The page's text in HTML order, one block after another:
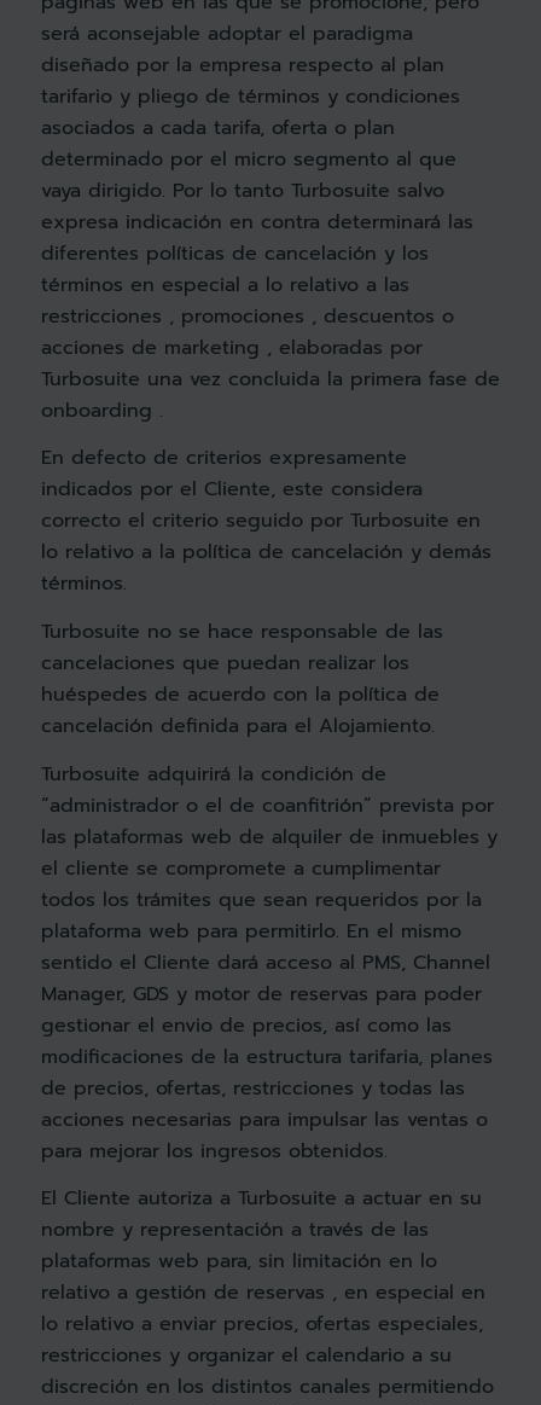
será aconsejable adoptar el paradigma
diseñado por la empresa respecto al plan
tarifario y pliego de términos y condiciones
asociados a cada tarifa, oferta o plan
determinado por el micro segmento al que
vaya dirigido. Por lo tanto Turbosuite salvo
expresa indicación en contra determinará las
diferentes políticas de cancelación y los
términos en especial a lo relativo a las
restricciones , promociones , descuentos o
acciones de marketing , elaboradas por
Turbosuite una vez concluida la primera fase de
onboarding .
En defecto de criterios expresamente
indicados por el Cliente, este considera
correcto el criterio seguido por Turbosuite en
lo relativo a la política de cancelación y demás
términos.
Turbosuite no se hace responsable de las
cancelaciones que puedan realizar los
huéspedes de acuerdo con la política de
cancelación definida para el Alojamiento.
Turbosuite adquirirá la condición de
“administrador o el de coanfitrión” prevista por
las plataformas web de alquiler de inmuebles y
el cliente se compromete a cumplimentar
todos los trámites que sean requeridos por la
plataforma web para permitirlo. En el mismo
sentido el Cliente dará acceso al PMS, Channel
Manager, GDS y motor de reservas para poder
gestionar el envio de precios, así como las
modificaciones de la estructura tarifaria, planes
de precios, ofertas, restricciones y todas las
acciones necesarias para impulsar las ventas o
para mejorar los ingresos obtenidos.
El Cliente autoriza a Turbosuite a actuar en su
nombre y representación a través de las
plataformas web para, sin limitación en lo
relativo a gestión de reservas , en especial en
lo relativo a enviar precios, ofertas especiales,
restricciones y organizar el calendario a su
discreción en los distintos canales permitiendo